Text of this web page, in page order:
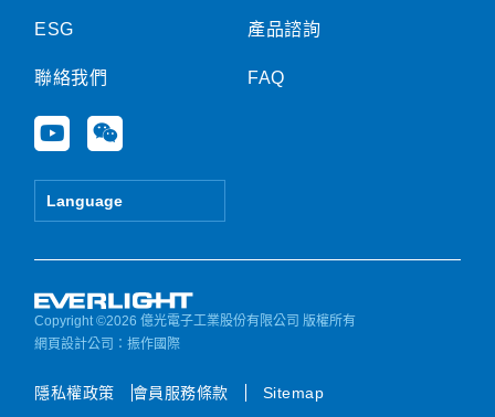
ESG
聯絡我們
Y
o
u
e
W
e
i
Language
產品諮詢
FAQ
Copyright ©2026 億光電子工業股份有限公司 版權所有
網頁設計公司 ：振作國際
隱私權政策 會員服務條款 Sitemap